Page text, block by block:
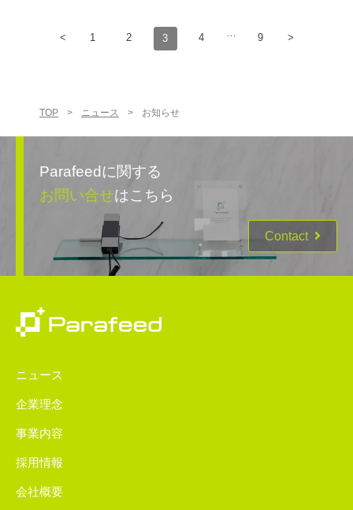
< 1 2 3 4 9 >
TOP > ニュース > お知らせ
Parafeedに関する
お問い合せはこちら
Contact
ニュース
企業理念
事業内容
採用情報
会社概要